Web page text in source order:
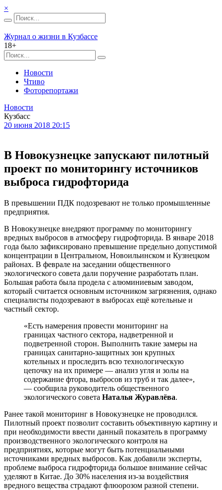
×
Журнал о жизни в Кузбассе
18+
Новости
Чтиво
Фоторепортажи
Новости
Кузбасс
20 июня 2018 20:15
В Новокузнецке запускают пилотный
проект по мониторингу источников
выброса гидрофторида
В превышении ПДК подозревают не только промышленные
предприятия.
В Новокузнецке внедряют программу по мониторингу
вредных выбросов в атмосферу гидрофторида. В январе 2018
года было зафиксировано превышение предельно допустимой
концентрации в Центральном, Новоильинском и Кузнецком
районах. В феврале на заседании общественного
экологического совета дали поручение разработать план.
Большая работа была продела с алюминиевым заводом,
который считается основным источником загрязнения, однако
специалисты подозревают в выбросах ещё котельные и
частный сектор.
«Есть намерения провести мониторинг на
границах частного сектора, надветренной и
подветренной сторон. Выполнить такие замеры на
границах санитарно-защитных зон крупных
котельных и проследить всю технологическую
цепочку на их примере — анализ угля и золы на
содержание фтора, выбросов из труб и так далее»,
— сообщила руководитель общественного
экологического совета Наталья Журавлёва.
Ранее такой мониторинг в Новокузнецке не проводился.
Пилотный проект позволит составить объективную картину и
при необходимости ввести данный показатель в программу
производственного экологического контроля на
предприятиях, которые могут быть потенциальными
источниками вредных выбросов. Как добавили эксперты,
проблеме выброса гидрофторида большое внимание сейчас
уделяют в Китае. До 30% населения из-за воздействия
вредного вещества страдают флюорозом разной степени.